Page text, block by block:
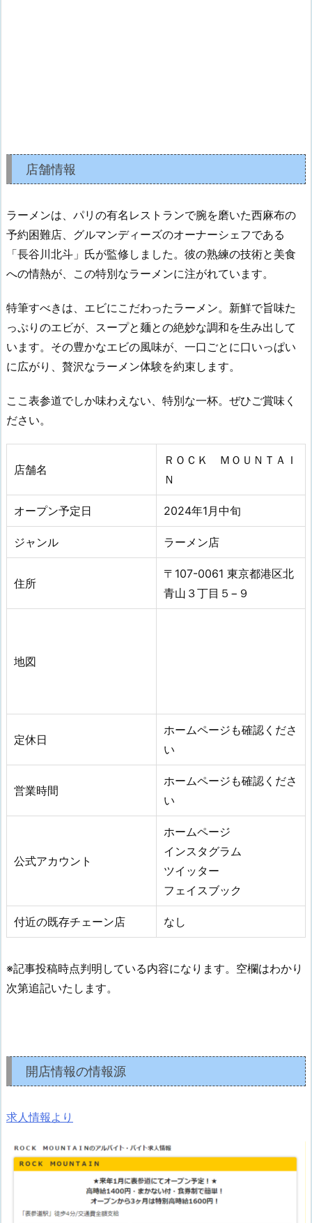
店舗情報
ラーメンは、パリの有名レストランで腕を磨いた西麻布の
予約困難店、グルマンディーズのオーナーシェフである
「長谷川北斗」氏が監修しました。彼の熟練の技術と美食
への情熱が、この特別なラーメンに注がれています。
特筆すべきは、エビにこだわったラーメン。新鮮で旨味た
っぷりのエビが、スープと麺との絶妙な調和を生み出して
います。その豊かなエビの風味が、一口ごとに口いっぱい
に広がり、贅沢なラーメン体験を約束します。
ここ表参道でしか味わえない、特別な一杯。ぜひご賞味く
ださい。
店舗名
ＲＯＣＫ ＭＯＵＮＴＡＩ
Ｎ
オープン予定日 2024年1月中旬
ジャンル ラーメン店
住所
〒107-0061 東京都港区北
青山３丁目５−９
地図
定休日
ホームページも確認くださ
い
営業時間
ホームページも確認くださ
い
公式アカウント
ホームページ
インスタグラム
ツイッター
フェイスブック
付近の既存チェーン店 なし
※記事投稿時点判明している内容になります。空欄はわかり
次第追記いたします。
開店情報の情報源
求人情報より